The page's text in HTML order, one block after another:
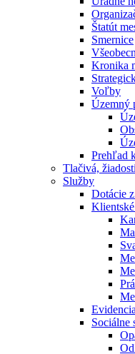
Štatút
Smernice
Kronika
Voľby
Územný
Prehľad
Tlačivá, žiadosti
Služby
Dotácie
Sociálne